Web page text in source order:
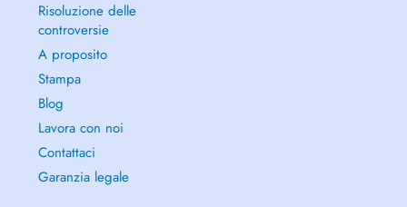
Risoluzione delle
controversie
A proposito
Stampa
Blog
Lavora con noi
Contattaci
Garanzia legale